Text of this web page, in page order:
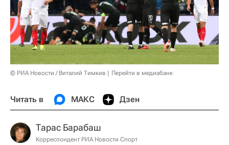
© РИА Новости / Виталий Тимкив Перейти в медиабанк
Читать в МАКС Дзен
Тарас Барабаш
Корреспондент РИА Новости Спорт